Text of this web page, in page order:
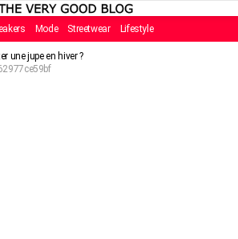
Mode Streetwear Lifestyle
une jupe en hiver ?